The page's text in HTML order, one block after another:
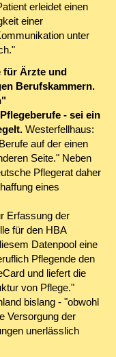
erleidet einen
einer
unter
für Ärzte und
Berufskammern.
- sei ein
Westerfellhaus:
auf der einen
Seite." Neben
Pflegerat daher
eines
Erfassung der
für den HBA
Datenpool eine
Pflegende den
und liefert die
von Pflege."
bislang - "obwohl
Versorgung der
unerlässlich